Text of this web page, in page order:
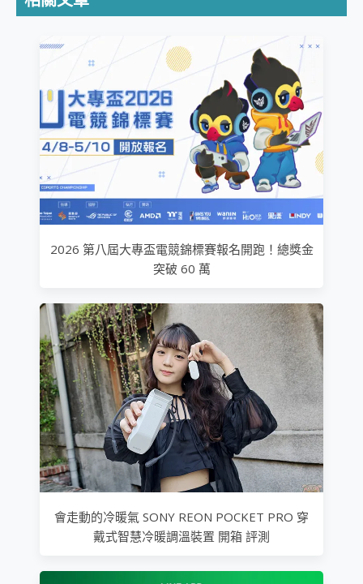
2026 第八屆大專盃電競錦標賽報名開跑！總獎金
突破 60 萬
會走動的冷暖氣 SONY REON POCKET PRO 穿
戴式智慧冷暖調溫裝置 開箱 評測